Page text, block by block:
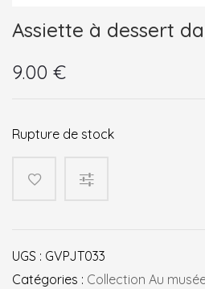
Assiette à dessert
9.00 €
Rupture de stock
UGS : GVPJT033
Catégories : Collection Au